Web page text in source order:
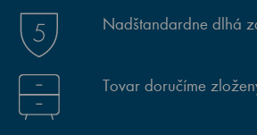
Nadštandardne dlhá
Tovar doručíme